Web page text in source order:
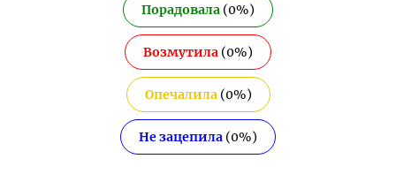
Порадовала (0%)
Возмутила (0%)
Опечалила(0%)
Не зацепила (0%)